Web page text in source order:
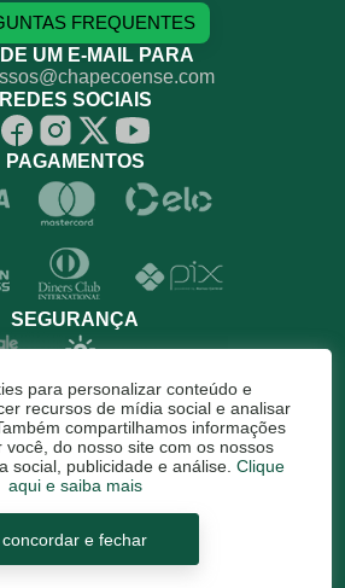
FREQUENTES
UM E-MAIL PARA
REDES SOCIAIS
PAGAMENTOS
SEGURANÇA
de Futebol. Todos os direitos
reservados.
para personalizar conteúdo e
recursos de mídia social e analisar
compartilhamos informações
você, do nosso site com os nossos
social, publicidade e análise. Clique
aqui e saiba mais
concordar e fechar